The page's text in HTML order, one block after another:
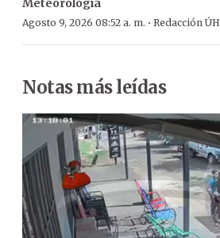
Meteorología
Agosto 9, 2026 08:52 a. m. · Redacción ÚH
Notas más leídas